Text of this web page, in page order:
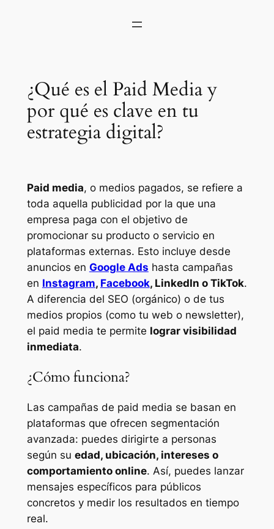
¿Qué es el Paid Media y
por qué es clave en tu
estrategia digital?
Paid media, o medios pagados, se refiere a
toda aquella publicidad por la que una
empresa paga con el objetivo de
promocionar su producto o servicio en
plataformas externas. Esto incluye desde
anuncios en Google Ads hasta campañas
en Instagram, Facebook, LinkedIn o TikTok.
A diferencia del SEO (orgánico) o de tus
medios propios (como tu web o newsletter),
el paid media te permite lograr visibilidad
inmediata.
¿Cómo funciona?
Las campañas de paid media se basan en
plataformas que ofrecen segmentación
avanzada: puedes dirigirte a personas
según su edad, ubicación, intereses o
comportamiento online. Así, puedes lanzar
mensajes específicos para públicos
concretos y medir los resultados en tiempo
real.